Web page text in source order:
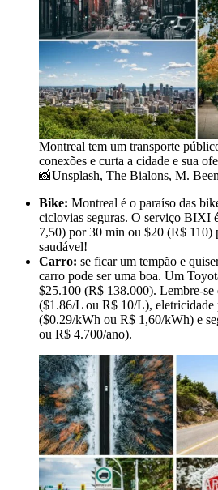
Montreal tem um transporte
conexões e curta a cidade e sua
📸Unsplash, The Bialons, M.
Bike: Montreal é o paraíso das
ciclovias seguras. O serviço BIXI
7,50) por 30 min ou $20 (R$ 110)
saudável!
Carro: se ficar um tempão e
carro pode ser uma boa. Um
$25.100 (R$ 138.000). Lembre-se
($1.86/L ou R$ 10/L), eletricidade
($0.29/kWh ou R$ 1,60/kWh) e
ou R$ 4.700/ano).